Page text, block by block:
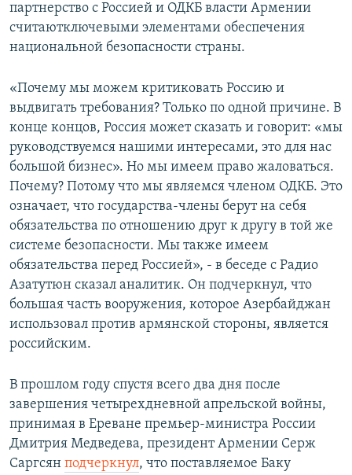
партнерство с Россией и ОДКБ власти Армении
считаютключевыми элементами обеспечения
национальной безопасности страны.
«Почему мы можем критиковать Россию и
выдвигать требования? Только по одной причине. В
конце концов, Россия может сказать и говорит: «мы
руководствуемся нашими интересами, это для нас
большой бизнес». Но мы имеем право жаловаться.
Почему? Потому что мы являемся членом ОДКБ. Это
означает, что государства-члены берут на себя
обязательства по отношению друг к другу в той же
системе безопасности. Мы также имеем
обязательства перед Россией», - в беседе с Радио
Азатутюн сказал аналитик. Он подчеркнул, что
большая часть вооружения, которое Азербайджан
использовал против армянской стороны, является
российским.
В прошлом году спустя всего два дня после
завершения четырехдневной апрельской войны,
принимая в Ереване премьер-министра России
Дмитрия Медведева, президент Армении Серж
Саргсян подчеркнул, что поставляемое Баку